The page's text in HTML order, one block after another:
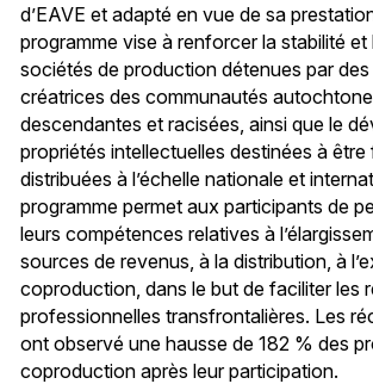
d’EAVE et adapté en vue de sa
programme vise à renforcer la stabilité et
sociétés de production détenues par
créatrices des communautés
descendantes et racisées, ainsi que le
propriétés intellectuelles destinées à
distribuées à l’échelle nationale et
programme permet aux participants de
leurs compétences relatives à
sources de revenus, à la distribution, à
coproduction, dans le but de faciliter les
professionnelles transfrontalières. Les
ont observé une hausse de 182 % des
coproduction après leur participation.